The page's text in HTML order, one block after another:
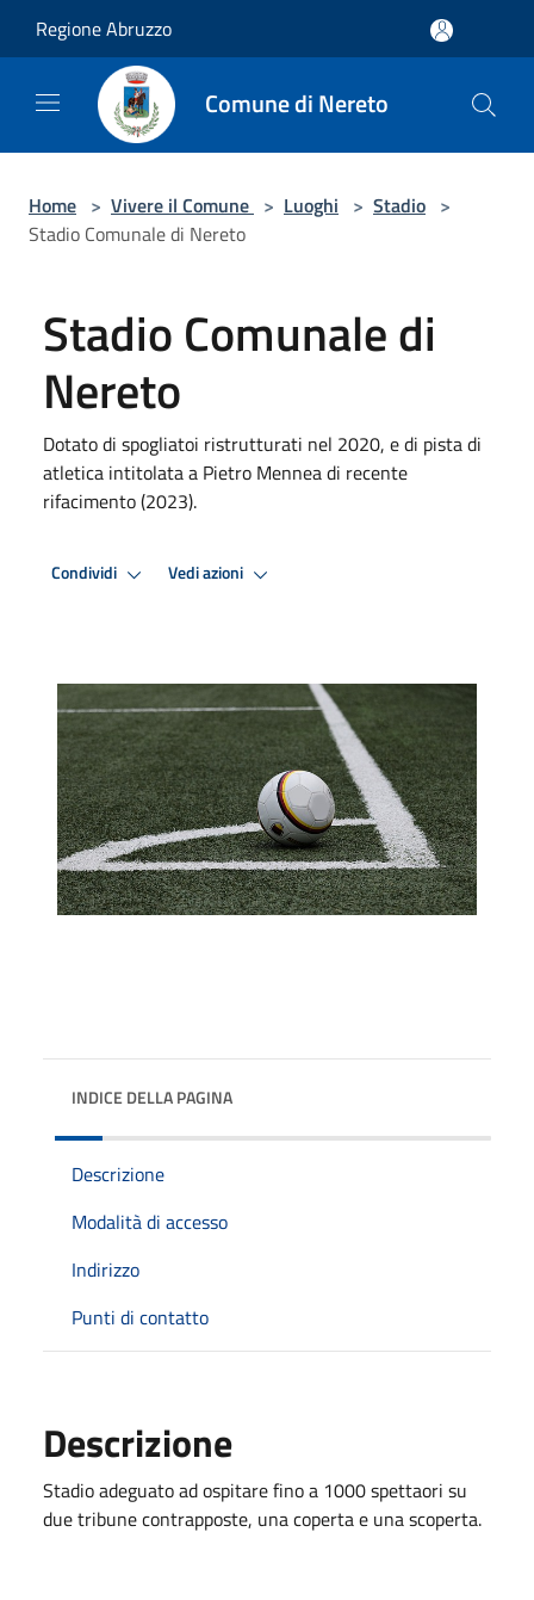
Regione Abruzzo
Comune di Nereto
Home > Vivere il Comune > Luoghi > Stadio >
Stadio Comunale di Nereto
Stadio Comunale di
Nereto
Dotato di spogliatoi ristrutturati nel 2020, e di pista di
atletica intitolata a Pietro Mennea di recente
rifacimento (2023).
Condividi Vedi azioni
INDICE DELLA PAGINA
Descrizione
Modalità di accesso
Indirizzo
Punti di contatto
Descrizione
Stadio adeguato ad ospitare fino a 1000 spettaori su
due tribune contrapposte, una coperta e una scoperta.